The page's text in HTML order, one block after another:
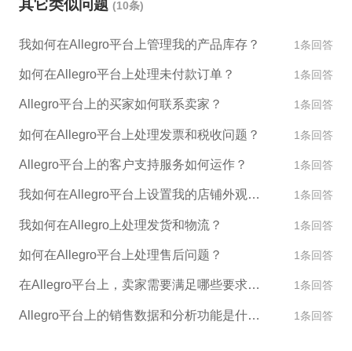
能需要包括品牌注册证书、尽职调查报告、产品规格
常这个过程需要几天到几周的时间。审核结果可能是
授权通过，也可能是要求提供更多材料或者拒绝授
有品牌的市场和定位进行充分了解和研究，以确保品
牌和产品符合相关规定和要求，同时可以满足消费者
的需求。如果存在任何质量问题或者法律纠纷，将可
能影响到您的品牌形象和声誉。
其它类似问题 (10条)
我如何在Allegro平台上管理我的产品库存？ 1条回答
如何在Allegro平台上处理未付款订单？ 1条回答
Allegro平台上的买家如何联系卖家？ 1条回答
如何在Allegro平台上处理发票和税收问题？ 1条回答
Allegro平台上的客户支持服务如何运作？ 1条回答
我如何在Allegro平台上设置我的店铺外观和设计？ 1条回答
我如何在Allegro上处理发货和物流？ 1条回答
如何在Allegro平台上处理售后问题？ 1条回答
在Allegro平台上，卖家需要满足哪些要求才能销售产品？ 1条回答
Allegro平台上的销售数据和分析功能是什么？ 1条回答